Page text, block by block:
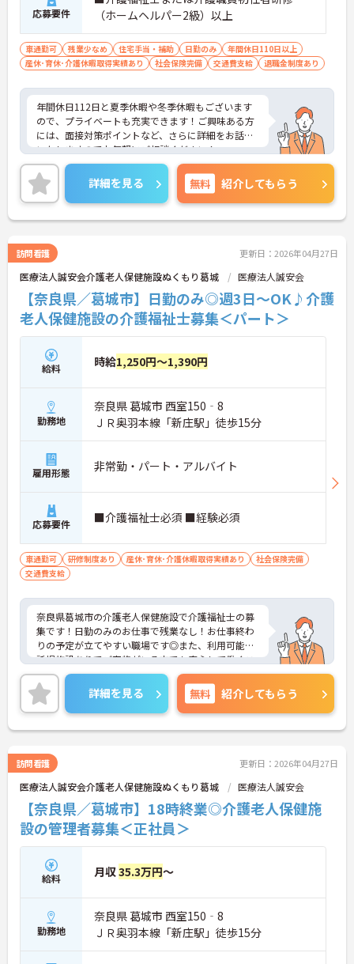
応募要件
（ホームヘルパー2級）以上
車通勤可 残業少なめ 住宅手当・補助 日勤のみ
年間休日110日以上
産休･育休･介護休暇取得実績あり
社会保険完備 交通費支給 退職金制度あり
年間休日112日と夏季休暇や冬季休暇もございます
ので、プライベートも充実できます！ご興味ある方
には、面接対策ポイントなど、さらに詳細をお話し
いたしますのでお気軽にご相談ください！
詳細を見る 無料 紹介してもらう
訪問看護 更新日：2026年04月27日
医療法人誠安会介護老人保健施設ぬくもり葛城 医療法人誠安会
【奈良県／葛城市】日勤のみ◎週3日～OK♪介護
老人保健施設の介護福祉士募集＜パート＞
給料 時給1,250円～1,390円
勤務地
奈良県 葛城市 西室150‐8
ＪＲ奥羽本線「新庄駅」徒歩15分
雇用形態 非常勤・パート・アルバイト
応募要件 ■介護福祉士必須 ■経験必須
車通勤可 研修制度あり 産休･育休･介護休暇取得実績あり
社会保険完備
交通費支給
奈良県葛城市の介護老人保健施設で介護福祉士の募
集です！日勤のみのお仕事で残業なし！お仕事終わ
りの予定が立てやすい職場です◎また、利用可能な
託児施設ありでご家族がいる方でも安心して働くこ
とができます♪ご興味のある方は面接ポイントをお
伝えしますので、お気軽にご連絡ください！
詳細を見る 無料 紹介してもらう
訪問看護 更新日：2026年04月27日
医療法人誠安会介護老人保健施設ぬくもり葛城 医療法人誠安会
【奈良県／葛城市】18時終業◎介護老人保健施
設の管理者募集＜正社員＞
給料 月収35.3万円～
勤務地
奈良県 葛城市 西室150‐8
ＪＲ奥羽本線「新庄駅」徒歩15分